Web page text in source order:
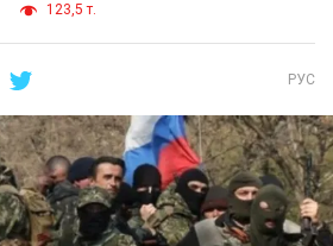
123,5 т.
РУС